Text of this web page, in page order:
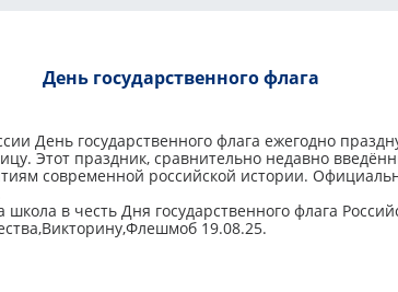
День государственного флага
День государственного флага ежегодно
Этот праздник, сравнительно недавно
современной российской истории.
школа в честь Дня государственного флага
19.08.25.